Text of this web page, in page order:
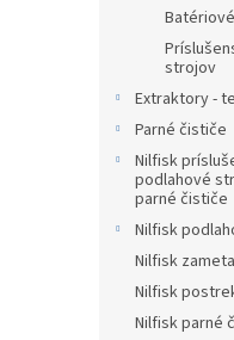
strojov
Extraktory -
Parné čističe
Nilfisk
podlahové
parné čističe
Nilfisk
Nilfisk
Nilfisk
Nilfisk parné